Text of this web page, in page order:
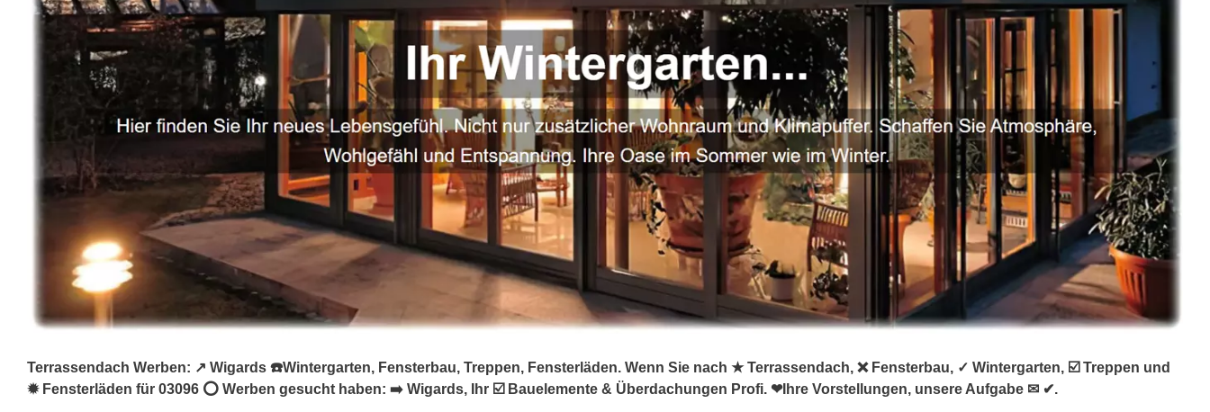
Terrassendach Werben: ↗️ Wigards ☎️Wintergarten, Fensterbau, Treppen, Fensterläden. Wenn Sie nach ★ Terrassendach, ❌ Fensterbau, ✓ Wintergarten, ☑️ Treppen und
✹ Fensterläden für 03096 ⭕ Werben gesucht haben: ➡️ Wigards, Ihr ☑️ Bauelemente & Überdachungen Profi. ❤Ihre Vorstellungen, unsere Aufgabe ✉ ✔.